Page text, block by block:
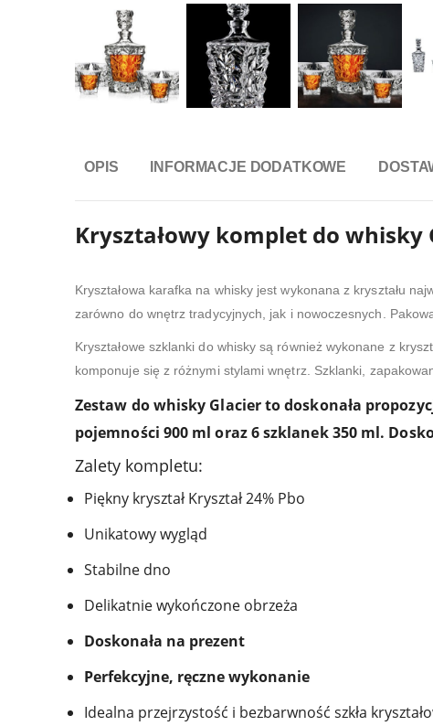
OPIS INFORMACJE DODATKOWE
Kryształowy komplet do whisky
Kryształowa karafka na whisky jest wykonana z kryształu
zarówno do wnętrz tradycyjnych, jak i nowoczesnych.
Kryształowe szklanki do whisky są również wykonane z
komponuje się z różnymi stylami wnętrz. Szklanki,
Zestaw do whisky Glacier to doskonała
pojemności 900 ml oraz 6 szklanek 350 ml.
Zalety kompletu:
Piękny kryształ Kryształ 24% Pbo
Unikatowy wygląd
Stabilne dno
Delikatnie wykończone obrzeża
Doskonała na prezent
Perfekcyjne, ręczne wykonanie
Idealna przejrzystość i bezbarwność szkła